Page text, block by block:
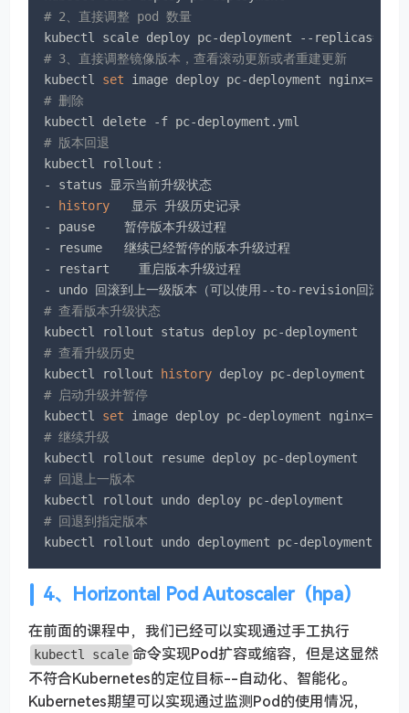
# 2、直接调整 pod 数量
# 3、直接调整镜像版本，查看滚动更新或者重建更新
kubectl set
# 删除
# 版本回退
kubectl rollout：
- status 显示当前升级状态
-
history
   显示 升级历史记录
- pause    暂停版本升级过程
- resume   继续已经暂停的版本升级过程
- restart    重启版本升级过程
# 查看版本升级状态
# 查看升级历史
kubectl rollout
history
# 启动升级并暂停
kubectl set
# 继续升级
# 回退上一版本
# 回退到指定版本
kubectl rollout undo deployment pc-deployment --
4、Horizontal Pod Autoscaler（hpa）
在前面的课程中，我们已经可以实现通过手工执行
kubectl scale 命令实现Pod扩容或缩容，但是这显然
不符合Kubernetes的定位目标--自动化、智能化。
Kubernetes期望可以实现通过监测Pod的使用情况，